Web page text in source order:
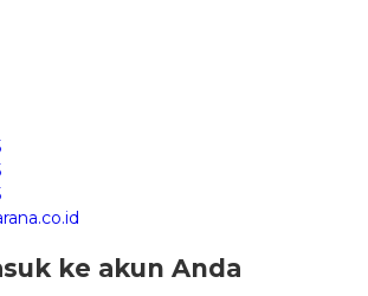
ke akun Anda